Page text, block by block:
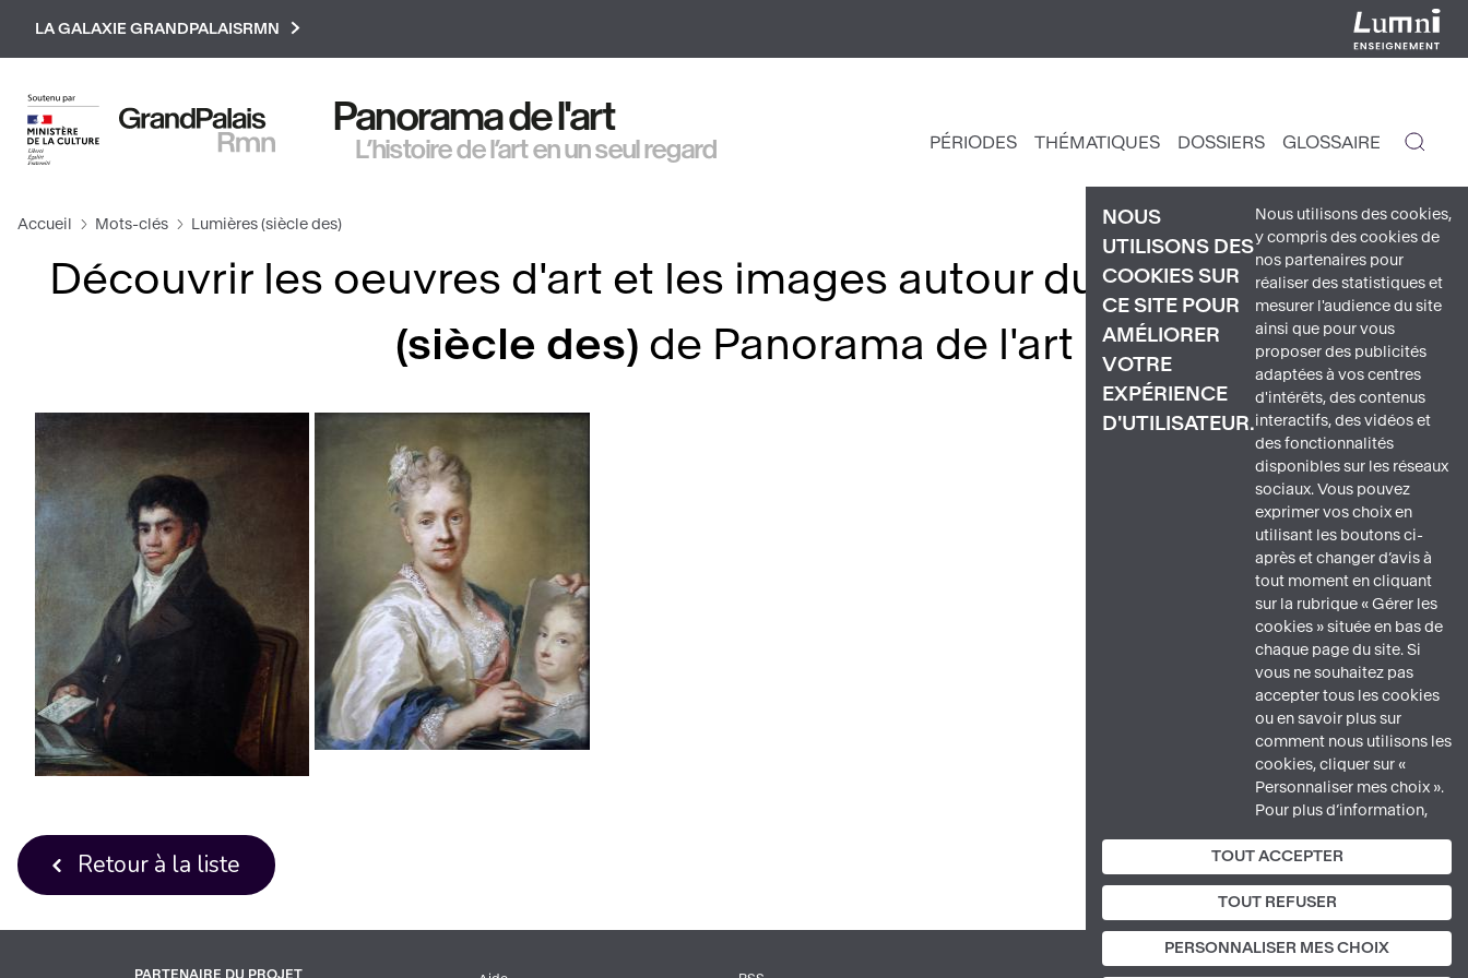
NOUS
UTILISONS DES
COOKIES SUR
CE SITE POUR
AMÉLIORER
VOTRE
EXPÉRIENCE
D'UTILISATEUR.
Nous utilisons des cookies,
y compris des cookies de
nos partenaires pour
réaliser des statistiques et
mesurer l'audience du site
ainsi que pour vous
proposer des publicités
adaptées à vos centres
d'intérêts, des contenus
interactifs, des vidéos et
des fonctionnalités
disponibles sur les réseaux
sociaux. Vous pouvez
exprimer vos choix en
utilisant les boutons ci-
après et changer d’avis à
tout moment en cliquant
sur la rubrique « Gérer les
cookies » située en bas de
chaque page du site. Si
vous ne souhaitez pas
accepter tous les cookies
ou en savoir plus sur
comment nous utilisons les
cookies, cliquer sur «
Personnaliser mes choix ».
Pour plus d’information,
politique de protection des
données.
TOUT ACCEPTER
TOUT REFUSER
PERSONNALISER MES CHOIX
LA GALAXIE GRANDPALAISRMN
Panorama de l'art
L’histoire de l’art en un seul regard
NAVIGATION
PÉRIODES THÉMATIQUES DOSSIERS GLOSSAIRE
Accueil Mots-clés Lumières (siècle des)
Découvrir les oeuvres d'art et les images autour du sujetLumières
(siècle des) de Panorama de l'art
Retour à la liste
PARTENAIRE DU PROJET